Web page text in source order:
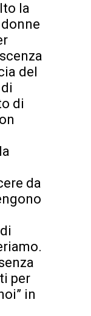
la
del
di
da
per
in